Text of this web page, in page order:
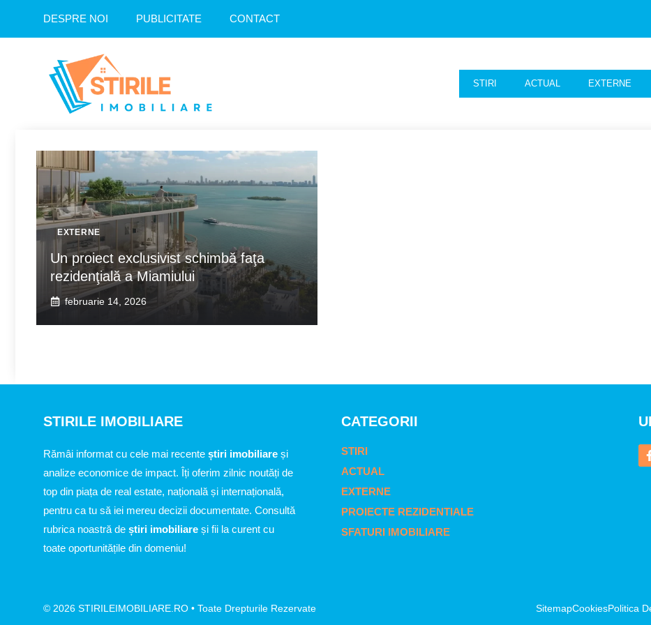
DESPRE NOI PUBLICITATE CONTACT
STIRI ACTUAL EXTERNE
EXTERNE
Un proiect exclusivist schimbă faţa
rezidenţială a Miamiului
februarie 14, 2026
STIRILE IMOBILIARE
Rămâi informat cu cele mai recente știri imobiliare și
analize economice de impact. Îți oferim zilnic noutăți de
top din piața de real estate, națională și internațională,
pentru ca tu să iei mereu decizii documentate. Consultă
rubrica noastră de știri imobiliare și fii la curent cu
toate oportunitățile din domeniu!
CATEGORII
STIRI
ACTUAL
EXTERNE
PROIECTE REZIDENTIALE
SFATURI IMOBILIARE
© 2026 STIRILEIMOBILIARE.RO • Toate Drepturile Rezervate SitemapCookiesPolitica